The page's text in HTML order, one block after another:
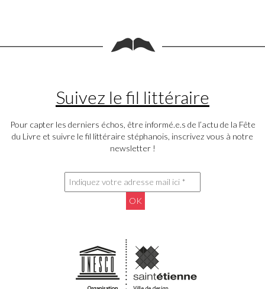
Suivez le fil littéraire
Pour capter les derniers échos, être informé.e.s de l’actu de la Fête
du Livre et suivre le fil littéraire stéphanois, inscrivez vous à notre
newsletter !